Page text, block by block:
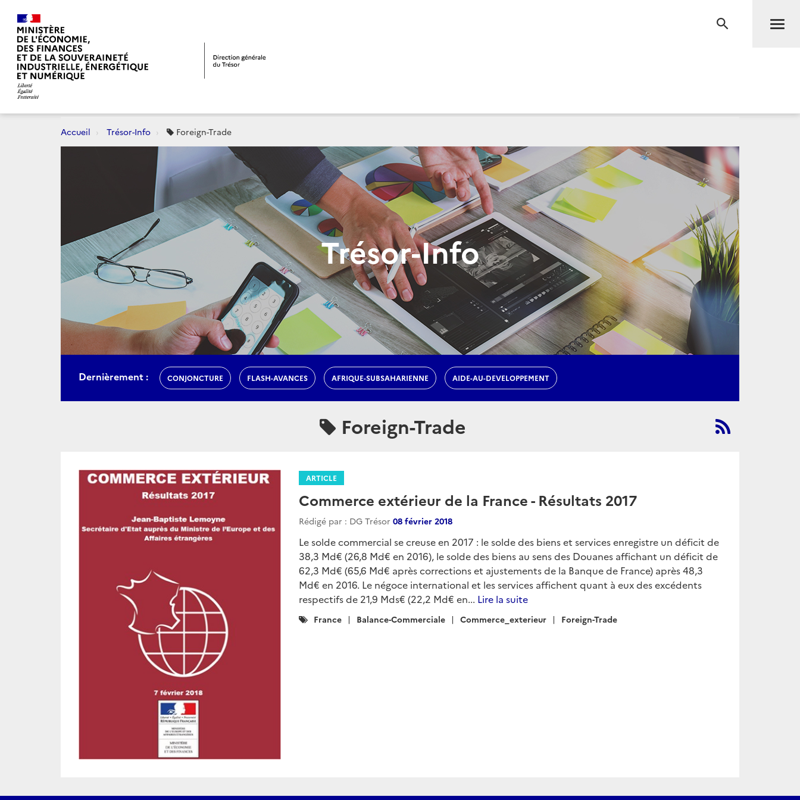
RECHERCHE
Accueil Trésor-Info Foreign-Trade
Trésor-Info
Dernièrement : CONJONCTURE FLASH-AVANCES AFRIQUE-SUBSAHARIENNE AIDE-AU-DEVELOPPEMENT
Foreign-Trade
ARTICLE
Commerce extérieur de la France - Résultats 2017
Rédigé par : DG Trésor 08 février 2018
Le solde commercial se creuse en 2017 : le solde des biens et services enregistre un déficit de
38,3 Md€ (26,8 Md€ en 2016), le solde des biens au sens des Douanes affichant un déficit de
62,3 Md€ (65,6 Md€ après corrections et ajustements de la Banque de France) après 48,3
Md€ en 2016. Le négoce international et les services affichent quant à eux des excédents
respectifs de 21,9 Mds€ (22,2 Md€ en... Lire la suite
Catégories
France Balance-Commerciale Commerce_exterieur Foreign-Trade